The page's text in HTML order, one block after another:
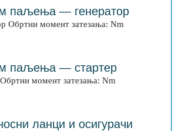
паљења — генератор
Обртни момент затезања: Nm
паљења — стартер
момент затезања: Nm
ланци и осигурачи